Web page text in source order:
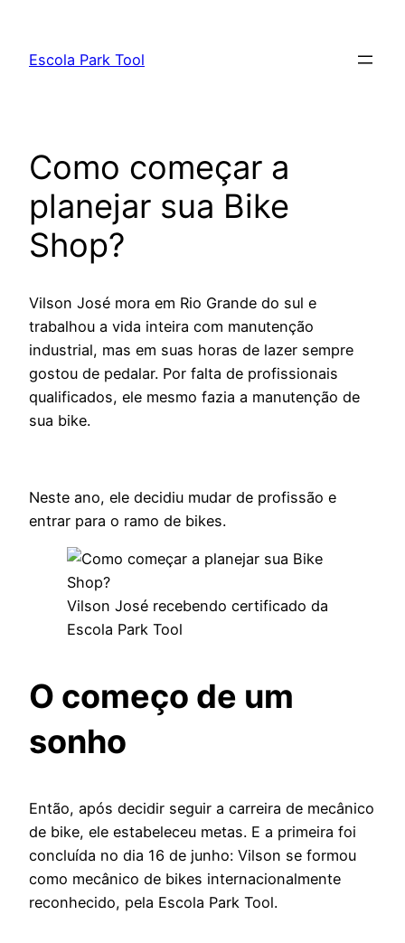
Escola Park Tool
Como começar a
planejar sua Bike
Shop?
Vilson José mora em Rio Grande do sul e
trabalhou a vida inteira com manutenção
industrial, mas em suas horas de lazer sempre
gostou de pedalar. Por falta de profissionais
qualificados, ele mesmo fazia a manutenção de
sua bike.
Neste ano, ele decidiu mudar de profissão e
entrar para o ramo de bikes.
Vilson José recebendo certificado da
Escola Park Tool
O começo de um
sonho
Então, após decidir seguir a carreira de mecânico
de bike, ele estabeleceu metas. E a primeira foi
concluída no dia 16 de junho: Vilson se formou
como mecânico de bikes internacionalmente
reconhecido, pela Escola Park Tool.